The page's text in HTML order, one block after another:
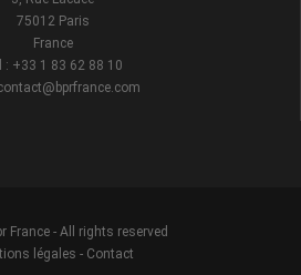
75012 Paris
France
: +33 1 83 62 88 10
France - All rights reserved
légales - Contact